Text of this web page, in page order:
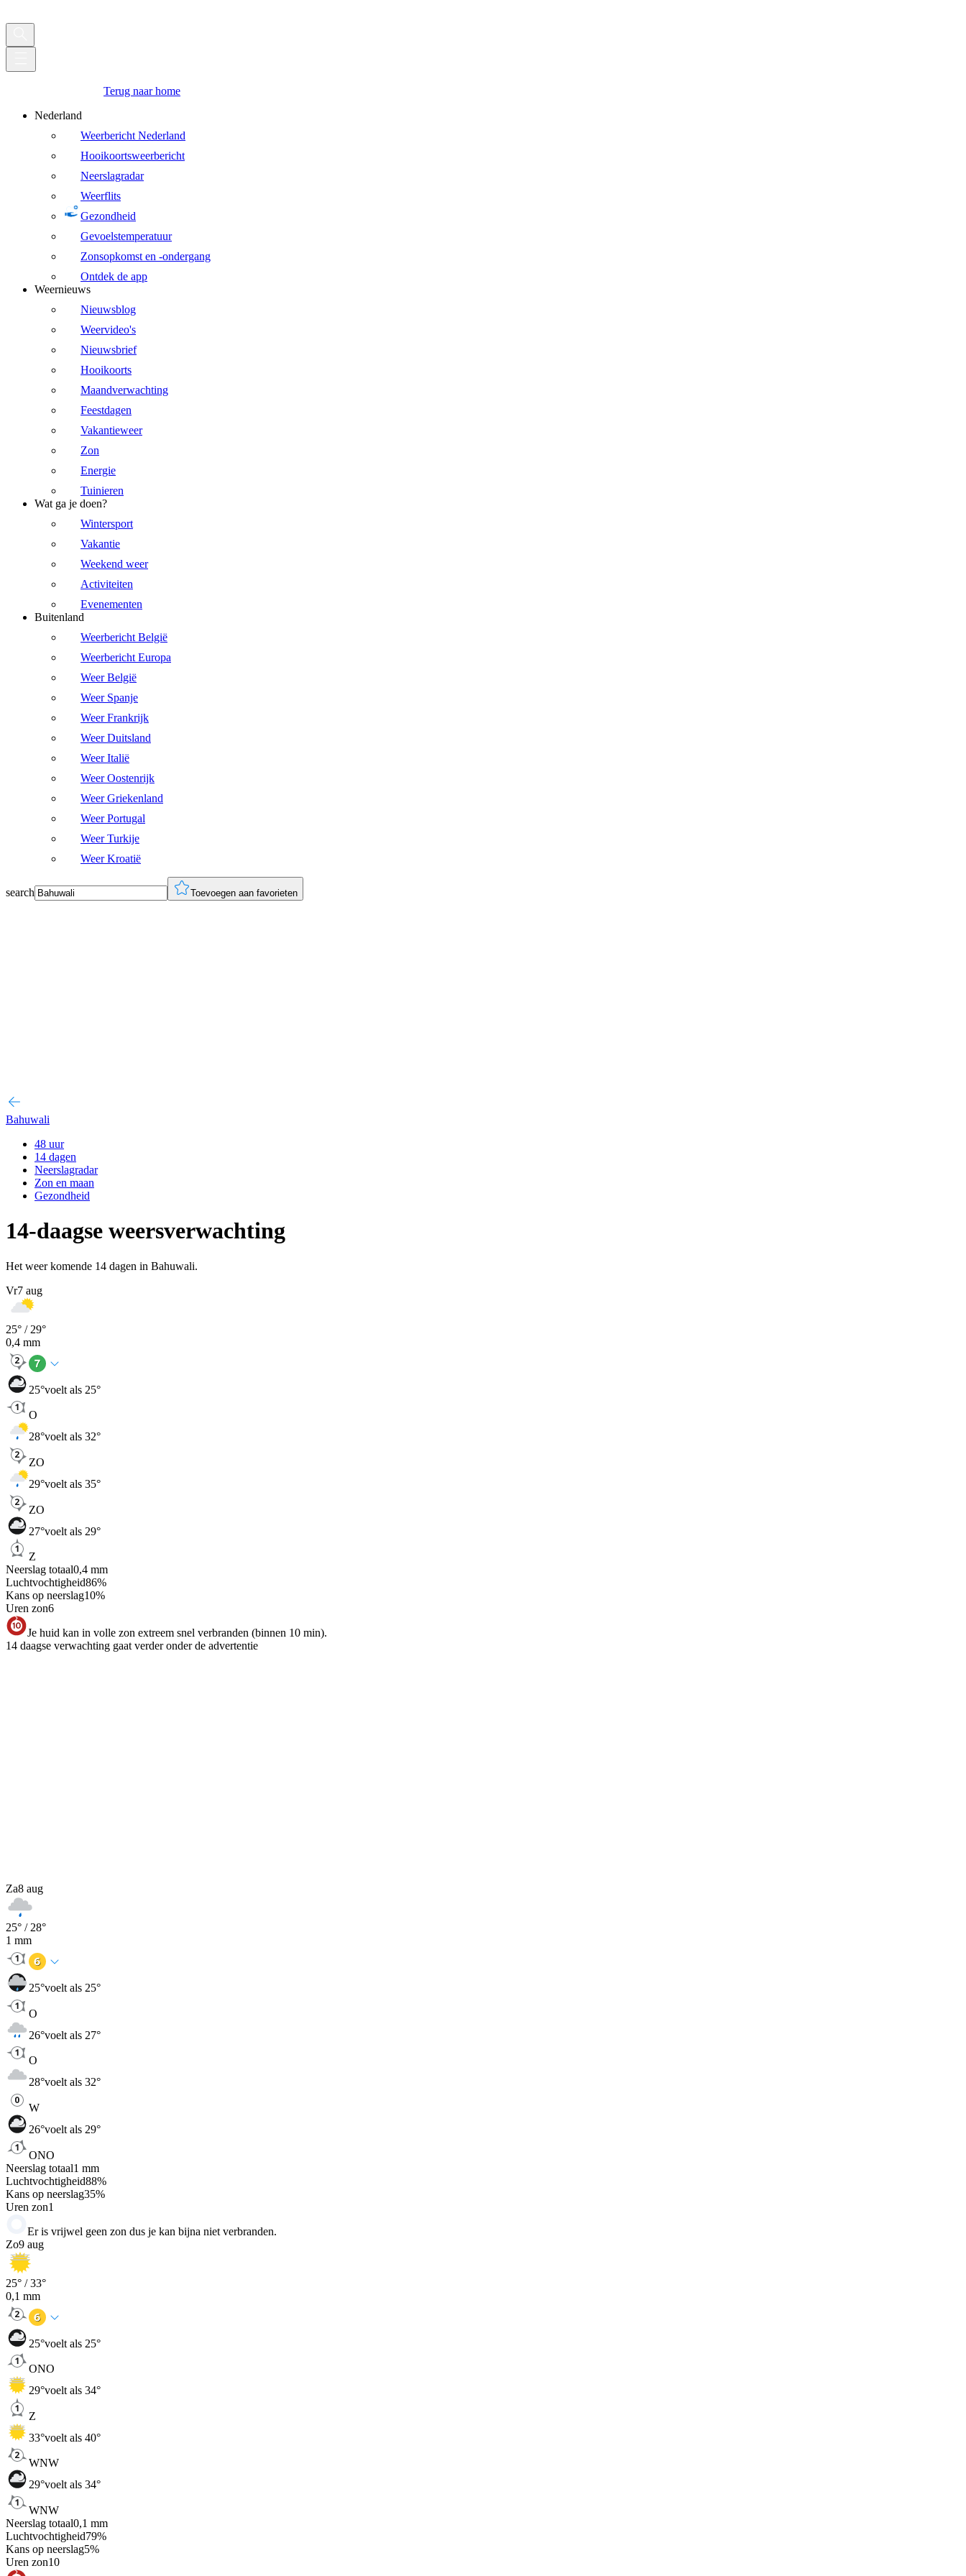
Terug naar home
Nederland
Weerbericht Nederland
Hooikoortsweerbericht
Neerslagradar
Weerflits
Gezondheid
Gevoelstemperatuur
Zonsopkomst en -ondergang
Ontdek de app
Weernieuws
Nieuwsblog
Weervideo's
Nieuwsbrief
Hooikoorts
Maandverwachting
Feestdagen
Vakantieweer
Zon
Energie
Tuinieren
Wat ga je doen?
Wintersport
Vakantie
Weekend weer
Activiteiten
Evenementen
Buitenland
Weerbericht België
Weerbericht Europa
Weer België
Weer Spanje
Weer Frankrijk
Weer Duitsland
Weer Italië
Weer Oostenrijk
Weer Griekenland
Weer Portugal
Weer Turkije
Weer Kroatië
search Toevoegen aan favorieten
Bahuwali
48 uur
14 dagen
Neerslagradar
Zon en maan
Gezondheid
14-daagse weersverwachting
Het weer komende 14 dagen in Bahuwali.
Vr7 aug
25° / 29°
0,4 mm
25°voelt als 25°
O
28°voelt als 32°
ZO
29°voelt als 35°
ZO
27°voelt als 29°
Z
Neerslag totaal0,4 mm
Luchtvochtigheid86%
Kans op neerslag10%
Uren zon6
Je huid kan in volle zon extreem snel verbranden (binnen 10 min).
14 daagse verwachting gaat verder onder de advertentie
Za8 aug
25° / 28°
1 mm
25°voelt als 25°
O
26°voelt als 27°
O
28°voelt als 32°
W
26°voelt als 29°
ONO
Neerslag totaal1 mm
Luchtvochtigheid88%
Kans op neerslag35%
Uren zon1
Er is vrijwel geen zon dus je kan bijna niet verbranden.
Zo9 aug
25° /33°
0,1 mm
25°voelt als 25°
ONO
29°voelt als 34°
Z
33°voelt als 40°
WNW
29°voelt als 34°
WNW
Neerslag totaal0,1 mm
Luchtvochtigheid79%
Kans op neerslag5%
Uren zon10